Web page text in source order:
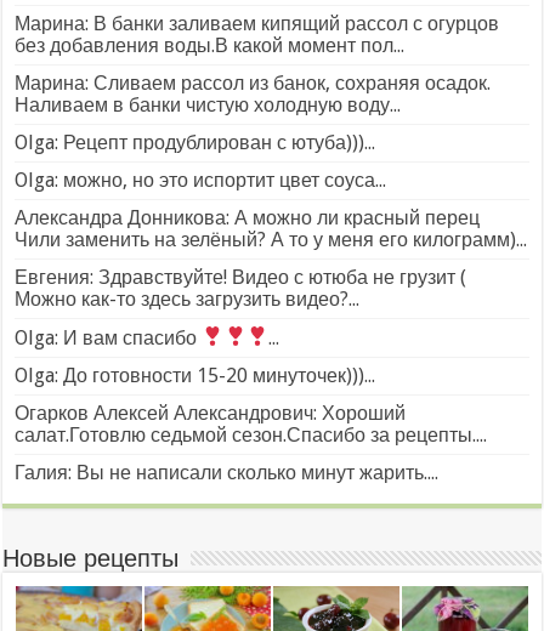
Марина: В банки заливаем кипящий рассол с огурцов
без добавления воды.В какой момент пол...
Марина: Сливаем рассол из банок, сохраняя осадок.
Наливаем в банки чистую холодную воду...
Olga: Рецепт продублирован с ютуба)))...
Olga: можно, но это испортит цвет соуса...
Александра Донникова: А можно ли красный перец
Чили заменить на зелёный? А то у меня его килограмм)...
Евгения: Здравствуйте! Видео с ютюба не грузит (
Можно как-то здесь загрузить видео?...
Olga: И вам спасибо
...
Olga: До готовности 15-20 минуточек)))...
Огарков Алексей Александрович: Хороший
салат.Готовлю седьмой сезон.Спасибо за рецепты....
Галия: Вы не написали сколько минут жарить....
Новые рецепты